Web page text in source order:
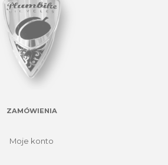
ZAMÓWIENIA
Moje konto